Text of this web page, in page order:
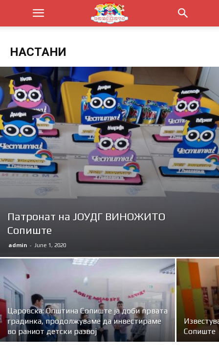
НАСТАНИ
Патронат на ЈОУДГ ВИНОЖИТО
Сопиште
admin - June 1, 2020
Царовска: Општина Сопиште ја доби првата
градинка, продолжуваме да инвестираме
во раниот детски развој
Сопиште